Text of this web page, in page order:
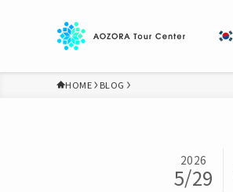
HOME BLOG
2026
5/29